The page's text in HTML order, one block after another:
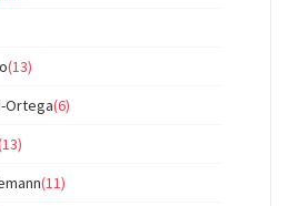
(13)
Ortega(6)
(11)